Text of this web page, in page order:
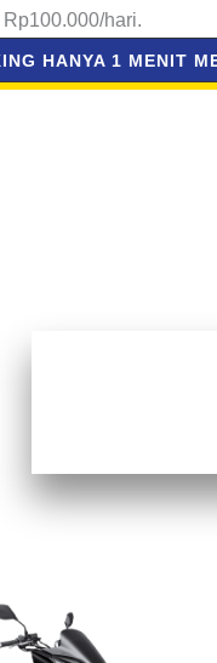
hari.
HANYA 1 MENIT